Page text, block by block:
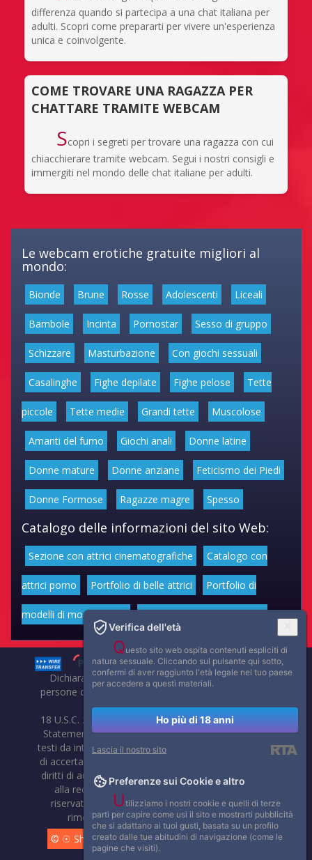
differenza quando si partecipa a una chat italiana per
adulti. Scopri come prepararti per vivere un'esperienza
unica e coinvolgente.
COME TROVARE UNA RAGAZZA PER
CHATTARE TRAMITE WEBCAM
Scopri i segreti per trovare una ragazza con cui
chiacchierare tramite webcam. Segui i nostri consigli e
immergiti nel mondo delle chat italiane per adulti.
Le webcam erotiche gratuite migliori al
mondo:
Bionde Brune Rosse Adolescenti Liceali
Bambole Incinta Pornostar Sesso di gruppo
Schizzare Masturbazione Con giochi sessuali
Casalinghe Fighe depilate Fighe pelose Tette
piccole Tette medie Grandi tette Muscolose
Amanti del fumo Giochi anali Donne latine
Donne mature Donne anziane Feticismo dei Piedi
Donne Formose Ragazze magre Spesso
Catalogo delle informazioni del sito Web:
Sezione con attrici cinematografiche Catalogo con
attrici porno Portfolio di belle attrici Portfolio di
modelli di moda volgari
Dichiarazione di non responsabilità: tutti i membri e le
persone che compaiono su questo sito hanno almeno 18
anni.
18 U.S.C. 2257 Record-Keeping Requirements Compliance
Statement. Affaritaliani, prima di pubblicare foto, video o
testi da internet, compie tutte le opportune verifiche al fine
di accertarne il libero regime di circolazione e non violare i
diritti di autore o altri diritti esclusivi di terzi. Per segnalare
alla redazione eventuali errori nell'uso del materiale
riservato, scriveteci: provvederemo prontamente alla
rimozione del materiale lesivo di diritti di terzi.
© ☉ Show di Sesso VivoCam. 2014 - 2026. Tutti i diritti
Verifica dell'età
Questo sito web ospita contenuti espliciti di
natura sessuale. Cliccando sul pulsante qui sotto,
confermi di aver raggiunto l'età legale nel tuo paese
per accedere a questi materiali.
Ho più di 18 anni
Lascia il nostro sito
Preferenze sui Cookie e altro
Utilizziamo i nostri cookie e quelli di terze
parti per capire come usi il sito e mostrarti pubblicità
che si adattano ai tuoi gusti, basata su un profilo
creato dalle tue abitudini di navigazione (come le
pagine che visiti).